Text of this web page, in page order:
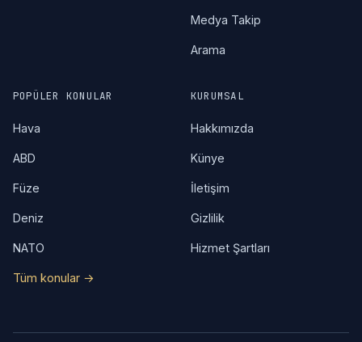
Medya Takip
Arama
POPÜLER KONULAR
Hava
ABD
Füze
Deniz
NATO
Tüm konular →
KURUMSAL
Hakkımızda
Künye
İletişim
Gizlilik
Hizmet Şartları